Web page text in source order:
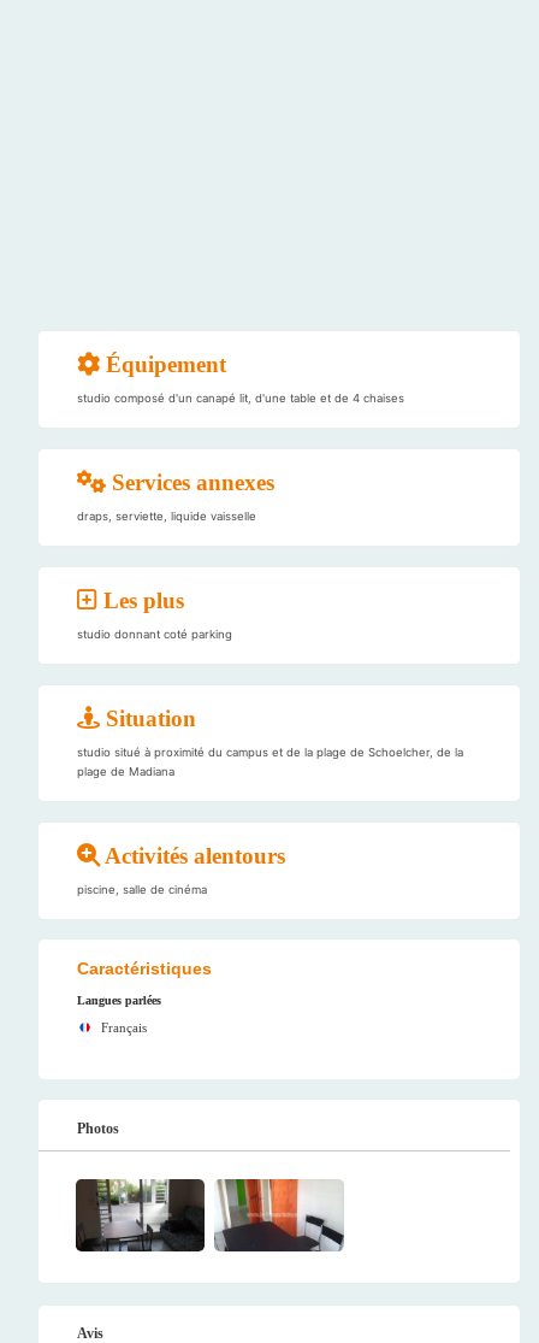
Équipement
studio composé d'un canapé lit, d'une table et de 4 chaises
Services annexes
draps, serviette, liquide vaisselle
Les plus
studio donnant coté parking
Situation
studio situé à proximité du campus et de la plage de Schoelcher, de la
plage de Madiana
Activités alentours
piscine, salle de cinéma
Caractéristiques
Langues parlées
Français
Photos
Avis